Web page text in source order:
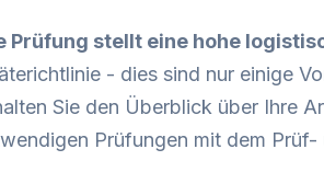
stellt eine hohe
- dies sind nur einige
Sie den Überblick über Ihre
Prüfungen mit dem Prüf-